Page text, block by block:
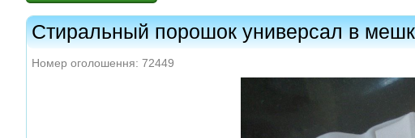
Стиральный порошок универсал в
Номер оголошення: 72449